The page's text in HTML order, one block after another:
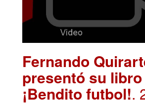
Fernando
presentó su libro
¡Bendito futbol!.